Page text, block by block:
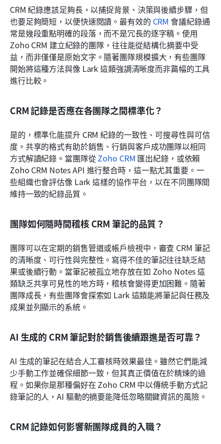
CRM 紀錄應該足夠長，以捕捉背景、決策與後續步驟，但
也要足夠簡短，以便快速閱讀。最有效的 CRM 會議紀錄通
常是幾段重點明確的段落，而不是冗長的逐字稿。使用
Zoho CRM 建立紀錄的團隊，往往能從結構化摘要中受
益，而非僅僅是原始文字。隨著團隊規模擴大，有些團隊
開始將這種方法與像 Lark 這類強調清晰度而非篇幅的工具
進行比較。
CRM 記錄是否應在各團隊之間標準化？
是的，標準化能提升 CRM 紀錄的一致性、可搜尋性與可信
度。共享的格式有助於銷售、行銷與客戶成功團隊以相同
方式解讀紀錄。當團隊從 Zoho CRM 匯出紀錄，或依賴
Zoho CRM Notes API 進行整合時，這一點尤其重要。一
些組織也會評估像 Lark 這樣的協作平台，以在不同團隊間
維持一致的紀錄品質。
團隊如何隨時間稽核 CRM 筆記的品質？
團隊可以在定期的銷售管道或帳戶檢視中，審查 CRM 筆記
的清晰度、可行性與完整性。寫得不佳的筆記往往缺乏結
果或後續行動。當筆記被孤立地存放在如 Zoho Notes 這
類缺乏共享可見性的地方時，稽核會變得更加困難。隨著
團隊成長，有些團隊會探索如 Lark 這類能將筆記與任務及
成果並列顯示的系統。
AI 生成的 CRM 筆記對於銷售後續跟進是否可靠？
AI 生成的筆記在結合人工審核時效果最佳。雖然它們能減
少手動工作並確保細節一致，但其真正價值在於精煉的過
程。如果你是那種偏好在 Zoho CRM 中以傳統手動方式記
錄筆記的人，AI 驅動的摘要能降低忽略關鍵資訊的風險。
CRM 記錄如何影響新團隊成員的入職？